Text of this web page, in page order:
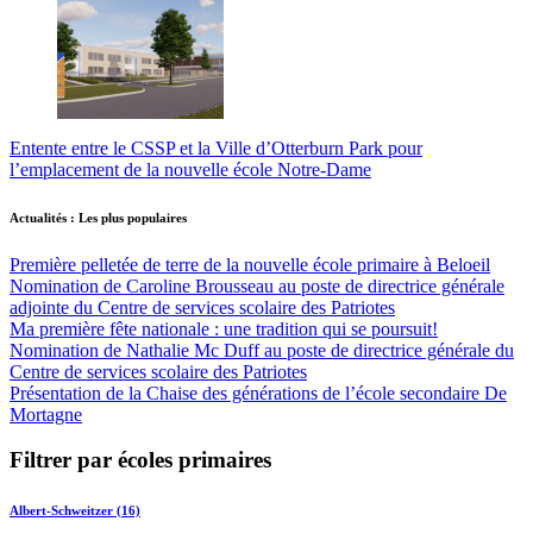
Entente entre le CSSP et la Ville d’Otterburn Park pour
l’emplacement de la nouvelle école Notre-Dame
Actualités : Les plus populaires
Première pelletée de terre de la nouvelle école primaire à Beloeil
Nomination de Caroline Brousseau au poste de directrice générale
adjointe du Centre de services scolaire des Patriotes
Ma première fête nationale : une tradition qui se poursuit!
Nomination de Nathalie Mc Duff au poste de directrice générale du
Centre de services scolaire des Patriotes
Présentation de la Chaise des générations de l’école secondaire De
Mortagne
Filtrer par écoles primaires
Albert-Schweitzer (16)